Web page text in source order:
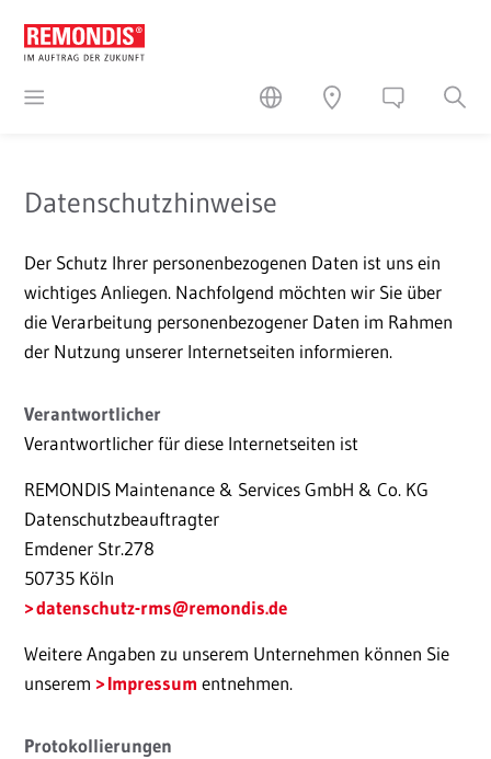
Datenschutzhinweise
Der Schutz Ihrer personenbezogenen Daten ist uns ein
wichtiges Anliegen. Nachfolgend möchten wir Sie über
die Verarbeitung personenbezogener Daten im Rahmen
der Nutzung unserer Internetseiten informieren.
Verantwortlicher
Verantwortlicher für diese Internetseiten ist
REMONDIS Maintenance & Services GmbH & Co. KG
Datenschutzbeauftragter
​​​​​​​Emdener Str.278
50735 Köln
datenschutz-rms@remondis.de
Weitere Angaben zu unserem Unternehmen können Sie
unserem
Impressum entnehmen.
Protokollierungen